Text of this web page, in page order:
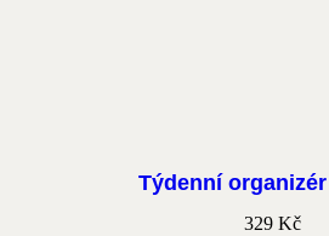
Týdenní
329 Kč